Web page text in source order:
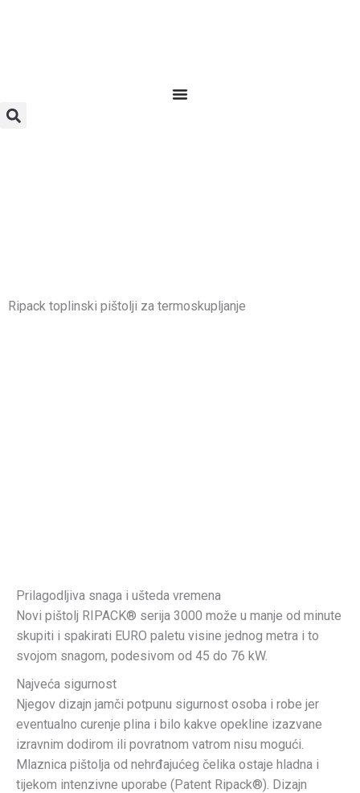
Ripack toplinski pištolji za termoskupljanje
Prilagodljiva snaga i ušteda vremena
Novi pištolj RIPACK® serija 3000 može u manje od minute
skupiti i spakirati EURO paletu visine jednog metra i to
svojom snagom, podesivom od 45 do 76 kW.
Najveća sigurnost
Njegov dizajn jamči potpunu sigurnost osoba i robe jer
eventualno curenje plina i bilo kakve opekline izazvane
izravnim dodirom ili povratnom vatrom nisu mogući.
Mlaznica pištolja od nehrđajućeg čelika ostaje hladna i
tijekom intenzivne uporabe (Patent Ripack®). Dizajn